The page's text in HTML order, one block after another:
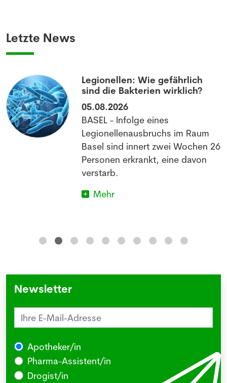
Letzte News
Legionellen: Wie gefährlich
sind die Bakterien wirklich?
05.08.2026
BASEL - Infolge eines
Legionellenausbruchs im Raum
Basel sind innert zwei Wochen 26
Personen erkrankt, eine davon
verstarb.
Mehr
Newsletter
Apotheker/in
Pharma-Assistent/in
Drogist/in